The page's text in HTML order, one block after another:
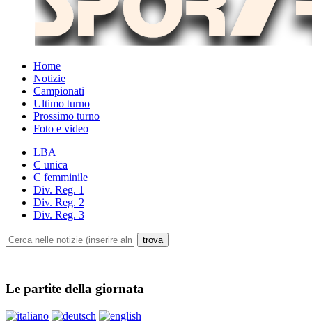
Home
Notizie
Campionati
Ultimo turno
Prossimo turno
Foto e video
LBA
C unica
C femminile
Div. Reg. 1
Div. Reg. 2
Div. Reg. 3
Le partite della giornata